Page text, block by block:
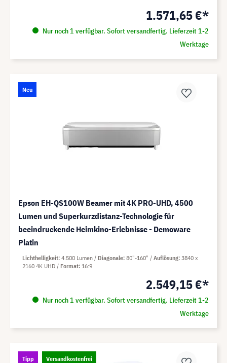
1.571,65 €*
Nur noch 1 verfügbar. Sofort versandfertig. Lieferzeit 1-2
Werktage
Neu
Epson EH-QS100W Beamer mit 4K PRO-UHD, 4500
Lumen und Superkurzdistanz-Technologie für
beeindruckende Heimkino-Erlebnisse - Demoware
Platin
2.549,15 €*
Nur noch 1 verfügbar. Sofort versandfertig. Lieferzeit 1-2
Werktage
Lichthelligkeit 4.500 Lumen Diagonale 80"-160" Auflösung 3840 x
2160 4K UHD
Format 16:9
Tipp Versandkostenfrei